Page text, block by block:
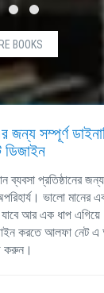
BOOKS
জন্য সম্পূর্ণ
ডিজাইন
ব্যবসা প্রতিষ্ঠানের
ভালো মানের
যাবে আর এক ধাপ
করতে আলফা নেট
করুন।